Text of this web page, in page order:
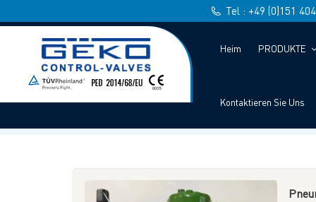
Tel : +49 (0)151
Heim PRODUKTE
Kontaktieren Sie Uns
INTELLIGENTE